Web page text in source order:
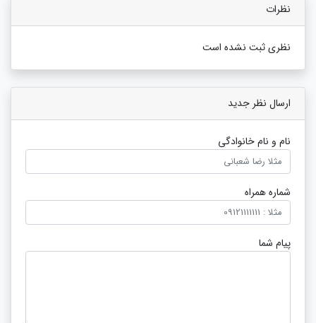
نظرات
نظری ثبت نشده است
ارسال نظر جدید
نام و نام خانوادگی
شماره همراه
پیام شما